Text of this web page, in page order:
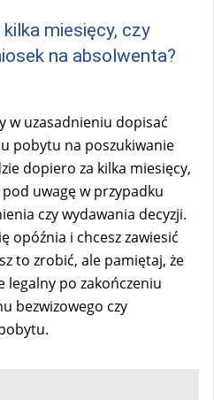
miesięcy, czy
na absolwenta?
w uzasadnieniu dopisać
pobytu na poszukiwanie
dopiero za kilka miesięcy,
uwagę w przypadku
czy wydawania decyzji.
opóźnia i chcesz zawiesić
to zrobić, ale pamiętaj, że
legalny po zakończeniu
bezwizowego czy